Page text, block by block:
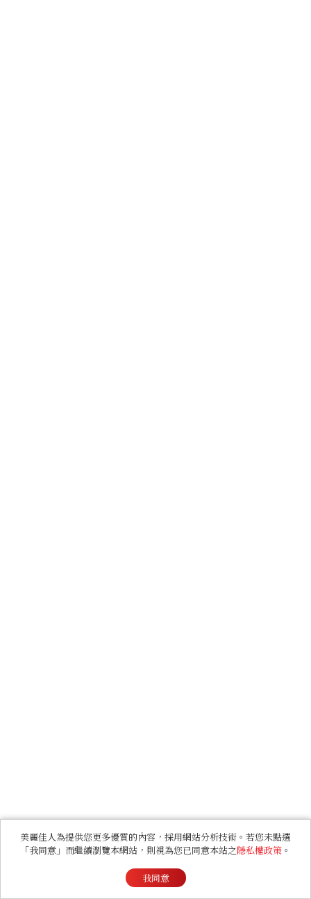
美麗佳人為提供您更多優質的內容，採用網站分析技術。若您未點選
「我同意」而繼續瀏覽本網站，則視為您已同意本站之隱私權政策 。
我同意